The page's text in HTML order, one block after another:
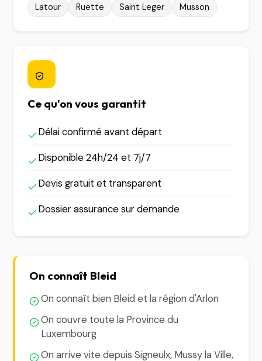
Latour
Ruette Saint Leger Musson
Ce qu'on vous garantit
Délai confirmé avant départ
Disponible 24h/24 et 7j/7
Devis gratuit et transparent
Dossier assurance sur demande
On connaît Bleid
On connaît bien Bleid et la région d'Arlon
On couvre toute la Province du
Luxembourg
On arrive vite depuis Signeulx, Mussy la Ville,